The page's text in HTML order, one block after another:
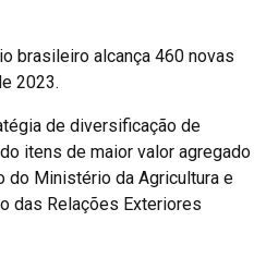
brasileiro alcança 460 novas
2023.
de diversificação de
itens de maior valor agregado
do Ministério da Agricultura e
das Relações Exteriores